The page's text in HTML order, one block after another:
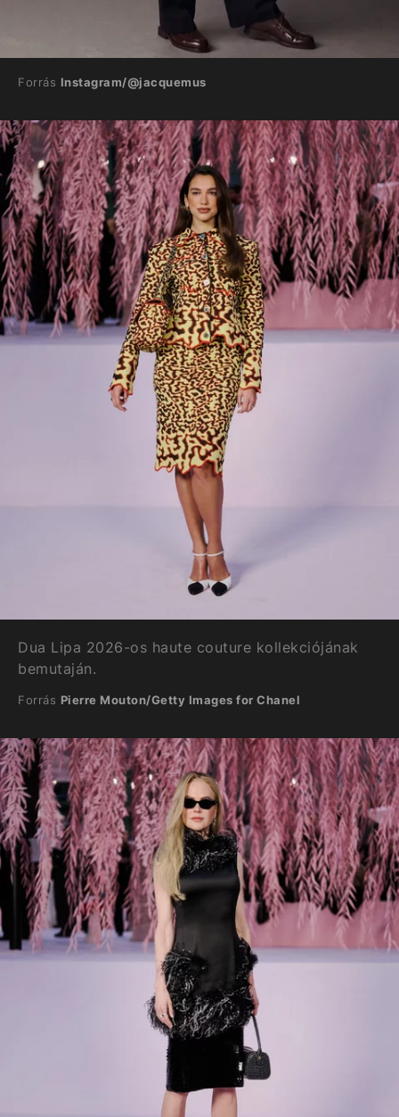
Forrás Instagram/@jacquemus
Dua Lipa 2026-os haute couture kollekciójának
bemutaján.
Forrás Pierre Mouton/Getty Images for Chanel